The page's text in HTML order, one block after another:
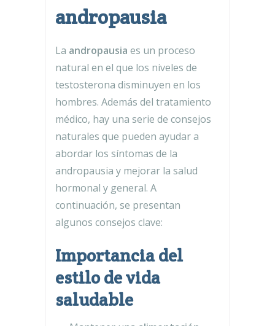
andropausia
La andropausia es un proceso
natural en el que los niveles de
testosterona disminuyen en los
hombres. Además del tratamiento
médico, hay una serie de consejos
naturales que pueden ayudar a
abordar los síntomas de la
andropausia y mejorar la salud
hormonal y general. A
continuación, se presentan
algunos consejos clave:
Importancia del
estilo de vida
saludable